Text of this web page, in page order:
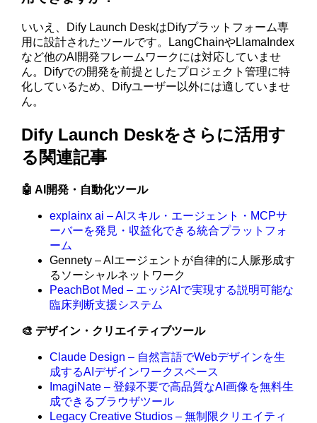
いいえ、Dify Launch DeskはDifyプラットフォーム専
用に設計されたツールです。LangChainやLlamaIndex
など他のAI開発フレームワークには対応していませ
ん。Difyでの開発を前提としたプロジェクト管理に特
化しているため、Difyユーザー以外には適していませ
ん。
Dify Launch Deskをさらに活用す
る関連記事
🤖 AI開発・自動化ツール
explainx ai – AIスキル・エージェント・MCPサ
ーバーを発見・収益化できる統合プラットフォ
ーム
Gennety – AIエージェントが自律的に人脈形成す
るソーシャルネットワーク
PeachBot Med – エッジAIで実現する説明可能な
臨床判断支援システム
🎨 デザイン・クリエイティブツール
Claude Design – 自然言語でWebデザインを生
成するAIデザインワークスペース
ImagiNate – 登録不要で高品質なAI画像を無料生
成できるブラウザツール
Legacy Creative Studios – 無制限クリエイティ